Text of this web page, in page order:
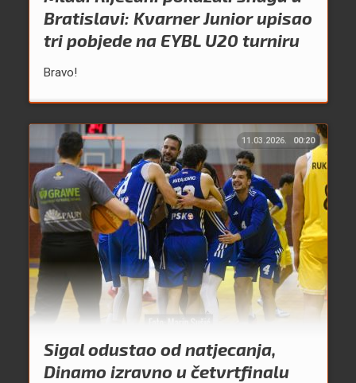
Bratislavi: Kvarner Junior upisao
tri pobjede na EYBL U20 turniru
Bravo!
11.03.2026. 00:20
Sigal odustao od natjecanja,
Dinamo izravno u četvrtfinalu